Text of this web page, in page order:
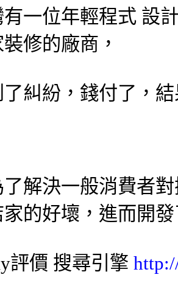
有一位年輕程式 設
修的廠商，
了糾紛，錢付了，
解決一般消費者
家的好壞，進而開
評價 搜尋引擎